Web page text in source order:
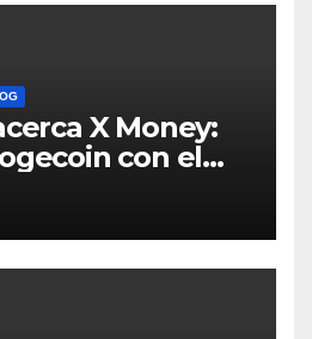
X Money:
con el
#Cripto